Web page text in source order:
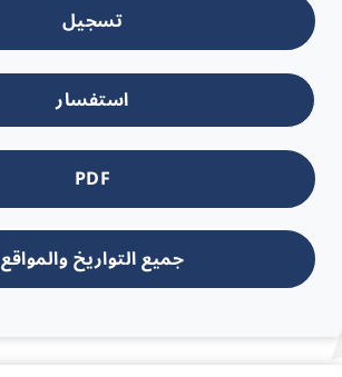
تسجيل
استفسار
PDF
جميع التواريخ والمواقع